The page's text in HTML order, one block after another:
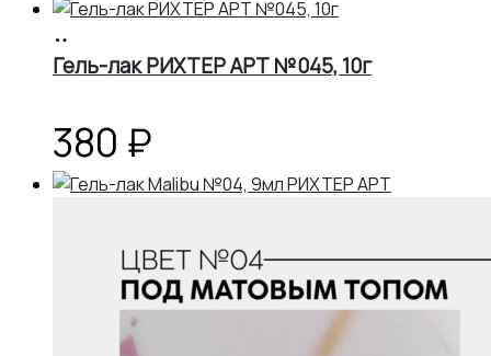
корзину
Гель-лак РИХТЕР АРТ №045, 10г
380 ₽